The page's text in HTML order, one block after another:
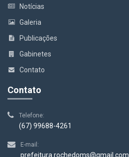
Notícias
Galeria
Publicações
Gabinetes
Contato
Contato
Telefone:
(67) 99688-4261
E-mail:
prefeitura.rochedoms@gmail.com